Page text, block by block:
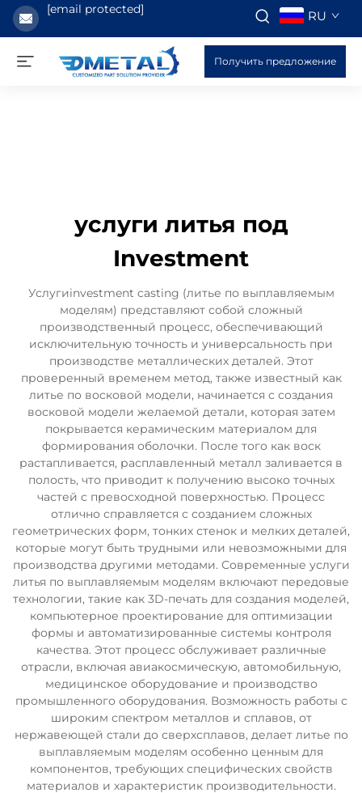
[email protected] RU
Получить предложение
услуги литья под
Investment
Услугиinvestment casting (литье по выплавляемым
моделям) представляют собой сложный
производственный процесс, обеспечивающий
исключительную точность и универсальность при
производстве металлических деталей. Этот
проверенный временем метод, также известный как
литье по восковой модели, начинается с создания
восковой модели желаемой детали, которая затем
покрывается керамическим материалом для
формирования оболочки. После того как воск
растапливается, расплавленный металл заливается в
полость, что приводит к получению высоко точных
частей с превосходной поверхностью. Процесс
отлично справляется с созданием сложных
геометрических форм, тонких стенок и мелких деталей,
которые могут быть трудными или невозможными для
производства другими методами. Современные услуги
литья по выплавляемым моделям включают передовые
технологии, такие как 3D-печать для создания моделей,
компьютерное проектирование для оптимизации
формы и автоматизированные системы контроля
качества. Этот процесс обслуживает различные
отрасли, включая авиакосмическую, автомобильную,
медицинское оборудование и производство
промышленного оборудования. Возможность работы с
широким спектром металлов и сплавов, от
нержавеющей стали до сверхсплавов, делает литье по
выплавляемым моделям особенно ценным для
компонентов, требующих специфических свойств
материалов и характеристик производительности.